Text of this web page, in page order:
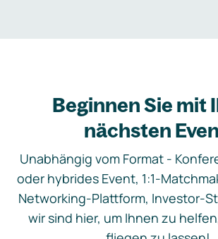
Beginnen Sie mit
nächsten
Unabhängig vom Format -
oder hybrides Event, 1:1-
Networking-Plattform, Investor-
wir sind hier, um Ihnen zu